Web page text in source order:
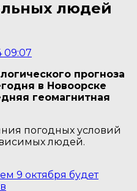
людей
09:07
прогноза
в Новоорске
геомагнитная
погодных условий
людей.
9 октября будет